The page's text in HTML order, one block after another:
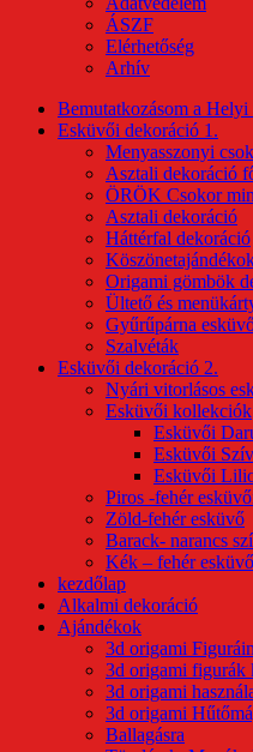
ÁSZF
Elérhetőség
Arhív
Bemutatkozásom a Helyi
Esküvői dekoráció 1.
Menyasszonyi
Asztali dekoráció
ÖRÖK Csokor
Asztali dekoráció
Háttérfal dekoráció
Origami gömbök
Ültető és
Gyűrűpárna
Szalvéták
Esküvői dekoráció 2.
Nyári vitorlásos
Esküvői kollekciók
Esküvői
Esküvői
Esküvői
Piros -fehér
Zöld-fehér esküvő
Barack- narancs
Kék – fehér
kezdőlap
Alkalmi dekoráció
Ajándékok
3d origami
3d origami figurák
3d origami
3d origami
Ballagásra